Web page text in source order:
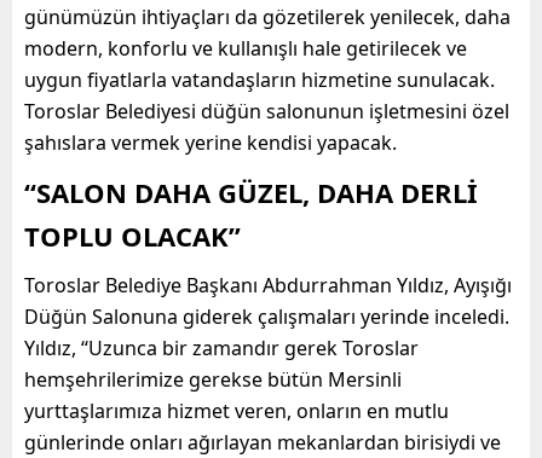
günümüzün ihtiyaçları da gözetilerek yenilecek, daha
modern, konforlu ve kullanışlı hale getirilecek ve
uygun fiyatlarla vatandaşların hizmetine sunulacak.
Toroslar Belediyesi düğün salonunun işletmesini özel
şahıslara vermek yerine kendisi yapacak.
“SALON DAHA GÜZEL, DAHA DERLİ
TOPLU OLACAK”
Toroslar Belediye Başkanı Abdurrahman Yıldız, Ayışığı
Düğün Salonuna giderek çalışmaları yerinde inceledi.
Yıldız, ‘‘Uzunca bir zamandır gerek Toroslar
hemşehrilerimize gerekse bütün Mersinli
yurttaşlarımıza hizmet veren, onların en mutlu
günlerinde onları ağırlayan mekanlardan birisiydi ve